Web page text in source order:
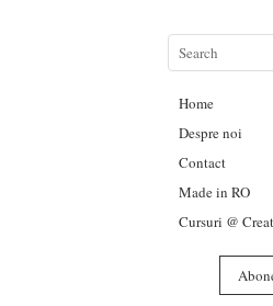
Home
Despre noi
Contact
Made in RO
Cursuri @